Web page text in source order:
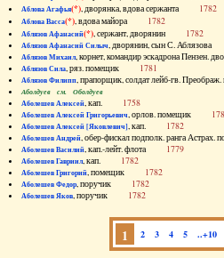
Аблова Агафья(*), дворянка, вдова сержанта 1782
Аблова Васса(*), вдова майора 1782
Аблязов Афанасий(*), сержант, дворянин 1782
Аблязов Афанасий Силыч, дворянин, сын С.
Аблязов Михаил, корнет, командир эскадрона Пензен.
Аблязов Сила, ряз. помещик 1781
Аблязов Филипп, прапорщик, солдат лейб-гв.
Аболдуев см. Оболдуев
Аболешев Алексей, кап. 1758
Аболешев Алексей Григорьевич, орлов. помещик
Аболешев Алексей [Яковлевич], кап. 1782
Аболешев Андрей, обер-фискал подполк. ранга
Аболешев Василий, кап.-лейт. флота 1779
Аболешев Гавриил, кап. 1782
Аболешев Григорий, помещик 1782
Аболешев Федор, поручик 1782
Аболешев Яков, поручик 1782
1 2 3 4 5 ..+10